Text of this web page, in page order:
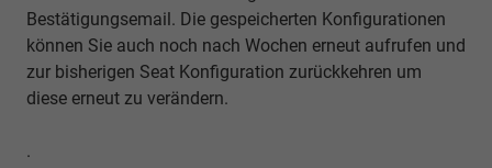
Bestätigungsemail. Die gespeicherten Konfigurationen
können Sie auch noch nach Wochen erneut aufrufen und
zur bisherigen Seat Konfiguration zurückkehren um
diese erneut zu verändern.
.